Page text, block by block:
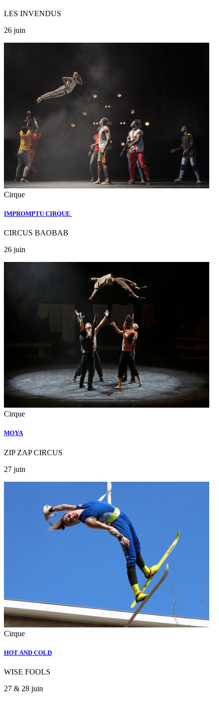
LES INVENDUS
26 juin
Cirque
IMPROMPTU CIRQUE
CIRCUS BAOBAB
26 juin
Cirque
MOYA
ZIP ZAP CIRCUS
27 juin
Cirque
HOT AND COLD
WISE FOOLS
27 & 28 juin